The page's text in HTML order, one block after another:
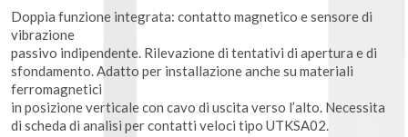
Doppia funzione integrata: contatto magnetico e sensore di
vibrazione
passivo indipendente. Rilevazione di tentativi di apertura e di
sfondamento. Adatto per installazione anche su materiali
ferromagnetici
in posizione verticale con cavo di uscita verso l’alto. Necessita
di scheda di analisi per contatti veloci tipo UTKSA02.